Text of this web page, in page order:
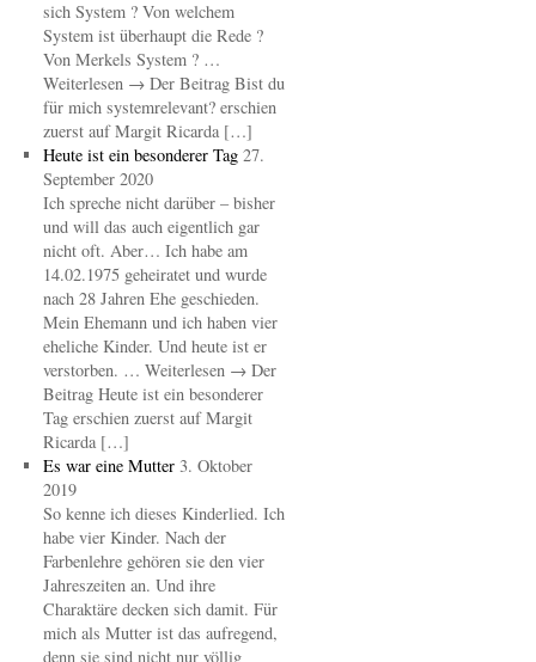
sich System ? Von welchem
System ist überhaupt die Rede ?
Von Merkels System ? …
Weiterlesen → Der Beitrag Bist du
für mich systemrelevant? erschien
zuerst auf Margit Ricarda […]
Heute ist ein besonderer Tag 27.
September 2020
Ich spreche nicht darüber – bisher
und will das auch eigentlich gar
nicht oft. Aber… Ich habe am
14.02.1975 geheiratet und wurde
nach 28 Jahren Ehe geschieden.
Mein Ehemann und ich haben vier
eheliche Kinder. Und heute ist er
verstorben. … Weiterlesen → Der
Beitrag Heute ist ein besonderer
Tag erschien zuerst auf Margit
Ricarda […]
Es war eine Mutter 3. Oktober
2019
So kenne ich dieses Kinderlied. Ich
habe vier Kinder. Nach der
Farbenlehre gehören sie den vier
Jahreszeiten an. Und ihre
Charaktäre decken sich damit. Für
mich als Mutter ist das aufregend,
denn sie sind nicht nur völlig